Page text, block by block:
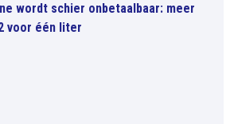
wordt schier onbetaalbaar: meer
voor één liter